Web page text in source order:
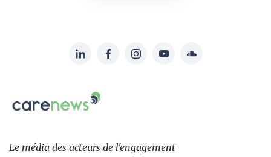
sur:
LinkedInFacebookInstagramYouTubeSoundcloud
Carenews,
Le
des
Le média des acteurs de l'engagement